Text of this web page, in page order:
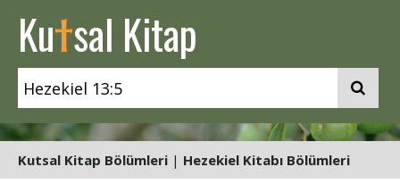
Kutsal Kitap
Kutsal Kitap Bölümleri | Hezekiel Kitabı Bölümleri